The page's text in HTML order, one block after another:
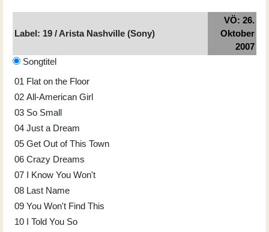
Label: 19 / Arista Nashville (Sony)
VÖ: 26.
Oktober
2007
Songtitel
01 Flat on the Floor
02 All-American Girl
03 So Small
04 Just a Dream
05 Get Out of This Town
06 Crazy Dreams
07 I Know You Won't
08 Last Name
09 You Won't Find This
10 I Told You So